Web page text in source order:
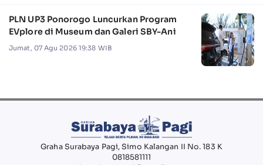
PLN UP3 Ponorogo Luncurkan Program
EVplore di Museum dan Galeri SBY-Ani
Jumat, 07 Agu 2026 19:38 WIB
Graha Surabaya Pagi, Simo Kalangan II No. 183 K
0818581111